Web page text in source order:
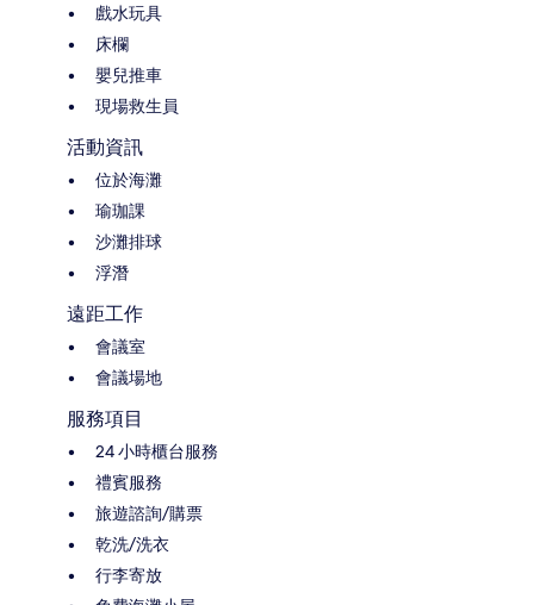
戲水玩具
床欄
嬰兒推車
現場救生員
活動資訊
位於海灘
瑜珈課
沙灘排球
浮潛
遠距工作
會議室
會議場地
服務項目
24 小時櫃台服務
禮賓服務
旅遊諮詢/購票
乾洗/洗衣
行李寄放